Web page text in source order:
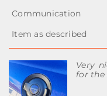
Very
for the